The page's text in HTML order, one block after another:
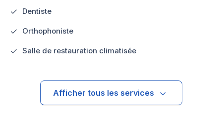
Dentiste
Orthophoniste
Salle de restauration climatisée
Afficher tous les services